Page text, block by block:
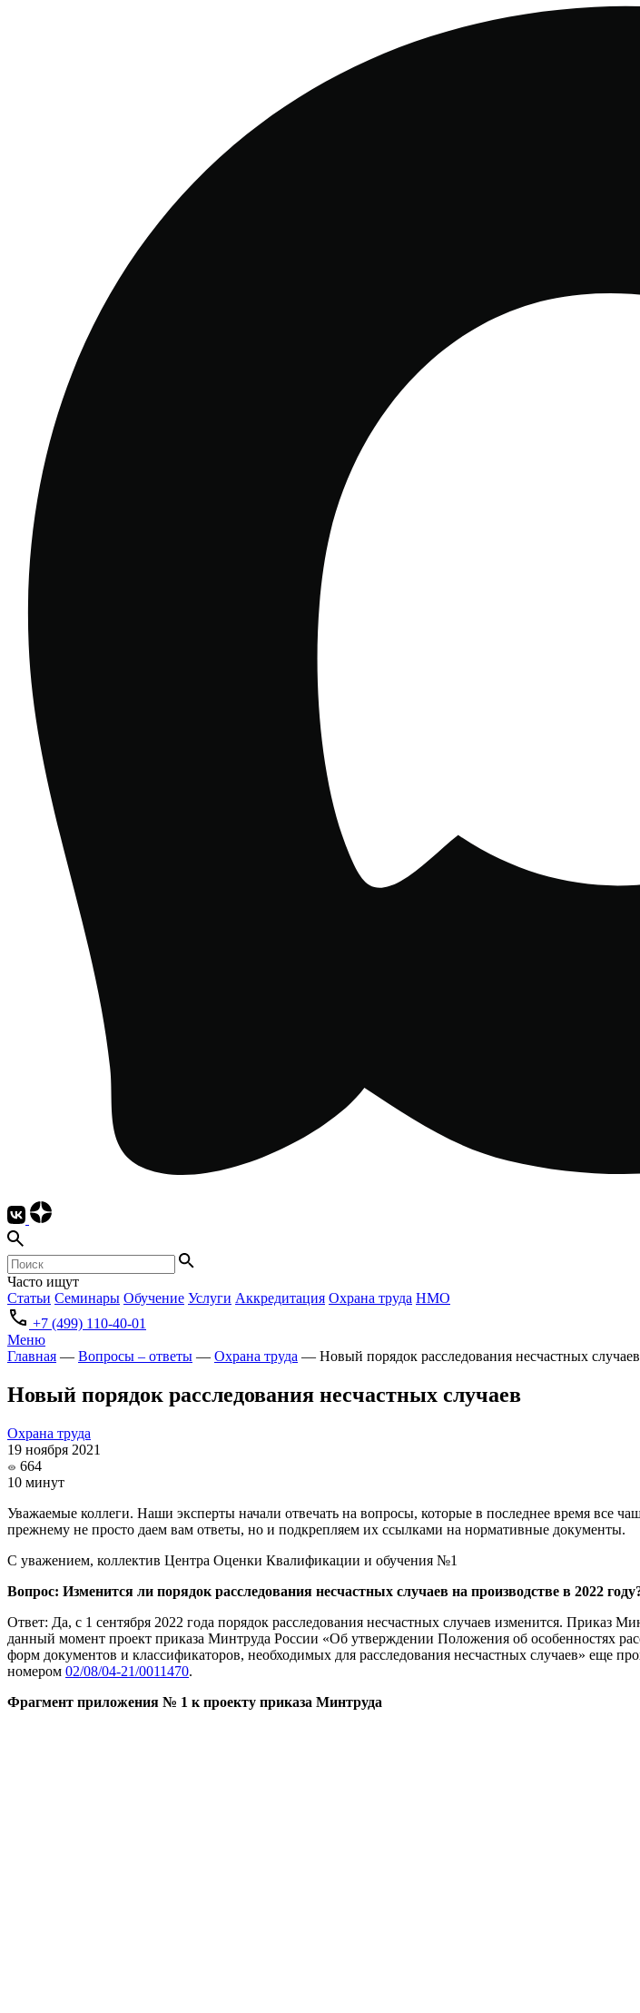
Часто ищут
Статьи Семинары Обучение Услуги Аккредитация Охрана труда НМО
+7 (499) 110-40-01
Меню
Главная — Вопросы – ответы — Охрана труда — Новый порядок расследования несчастных случаев
Новый порядок расследования несчастных случаев
Охрана труда
19 ноября 2021
664
10 минут
Уважаемые коллеги. Наши эксперты начали отвечать на вопросы, которые в последнее время все
прежнему не просто даем вам ответы, но и подкрепляем их ссылками на нормативные документы.
С уважением, коллектив Центра Оценки Квалификации и обучения №1
Вопрос: Изменится ли порядок расследования несчастных случаев на производстве в 2022 году
Ответ: Да, с 1 сентября 2022 года порядок расследования несчастных случаев изменится. Приказ
данный момент проект приказа Минтруда России «Об утверждении Положения об особенностях
форм документов и классификаторов, необходимых для расследования несчастных случаев» еще
номером 02/08/04-21/0011470.
Фрагмент приложения № 1 к проекту приказа Минтруда